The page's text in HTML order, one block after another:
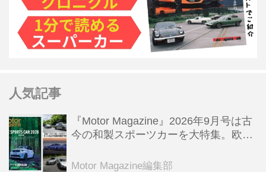
人気記事
『Motor Magazine』2026年9月号は古
今の和製スポーツカーを大特集。欧州
Motor Magazine編集部